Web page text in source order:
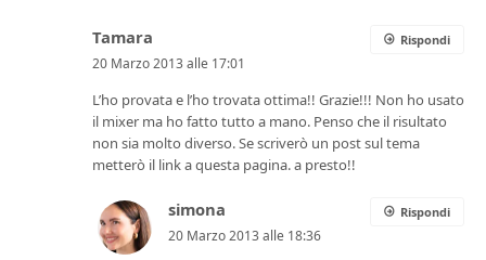
Tamara
20 Marzo 2013 alle 17:01
L’ho provata e l’ho trovata ottima!! Grazie!!! Non ho usato
il mixer ma ho fatto tutto a mano. Penso che il risultato
non sia molto diverso. Se scriverò un post sul tema
metterò il link a questa pagina. a presto!!
Rispondi
simona
20 Marzo 2013 alle 18:36
Rispondi